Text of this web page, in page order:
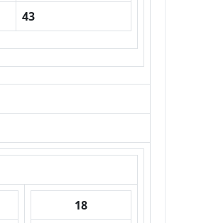
43
18